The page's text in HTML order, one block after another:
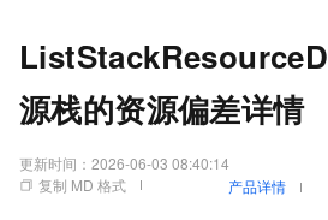
源栈的资源偏差详情
更新时间： 2026-06-03 08:40:14
复制 MD 格式
产品详情